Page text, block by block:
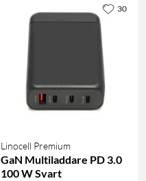
Linocell Premium
GaN Multiladdare PD 3.0
100 W Svart
30